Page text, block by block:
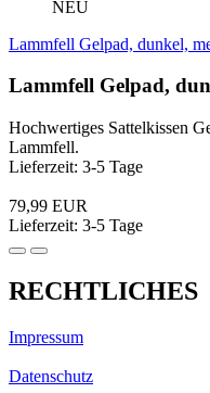
NEU
Lammfell Gelpad, dunkel,
Lammfell Gelpad,
Hochwertiges Sattelkissen
Lammfell.
Lieferzeit: 3-5 Tage
79,99 EUR
Lieferzeit: 3-5 Tage
RECHTLICHES
Impressum
Datenschutz